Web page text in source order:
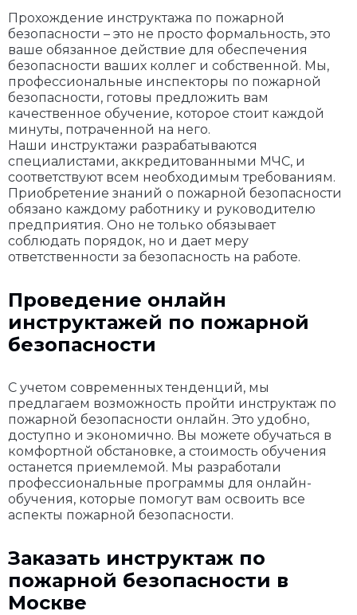
Прохождение инструктажа по пожарной
безопасности – это не просто формальность, это
ваше обязанное действие для обеспечения
безопасности ваших коллег и собственной. Мы,
профессиональные инспекторы по пожарной
безопасности, готовы предложить вам
качественное обучение, которое стоит каждой
минуты, потраченной на него.
Наши инструктажи разрабатываются
специалистами, аккредитованными МЧС, и
соответствуют всем необходимым требованиям.
Приобретение знаний о пожарной безопасности
обязано каждому работнику и руководителю
предприятия. Оно не только обязывает
соблюдать порядок, но и дает меру
ответственности за безопасность на работе.
Проведение онлайн
инструктажей по пожарной
безопасности
С учетом современных тенденций, мы
предлагаем возможность пройти инструктаж по
пожарной безопасности онлайн. Это удобно,
доступно и экономично. Вы можете обучаться в
комфортной обстановке, а стоимость обучения
останется приемлемой. Мы разработали
профессиональные программы для онлайн-
обучения, которые помогут вам освоить все
аспекты пожарной безопасности.
Заказать инструктаж по
пожарной безопасности в
Москве